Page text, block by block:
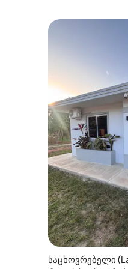
საცხოვრებელი